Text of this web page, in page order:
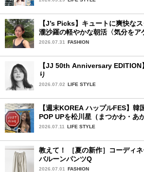
【J’s Picks】キュートに爽快な
瀧沙羅の軽やかな朝活〈気分をア
ィーン〉
2026.07.31 FASHION
【JJ 50th Anniversary EDITION
り
2026.07.02 LIFE STYLE
【週末KOREA ハップルFES】韓
POP UPを松川星（まつかわ・あ
♡
2026.07.11 LIFE STYLE
教えて！ ［夏の新作］コーディ
バルーンパンツQ
2026.07.01 FASHION